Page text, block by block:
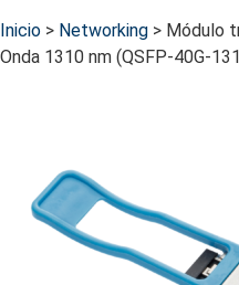
Inicio > Networking > Módulo
Onda 1310 nm (QSFP-40G-